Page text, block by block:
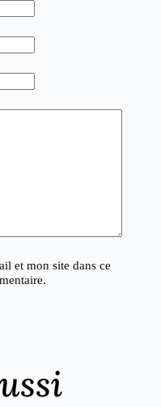
et mon site dans ce